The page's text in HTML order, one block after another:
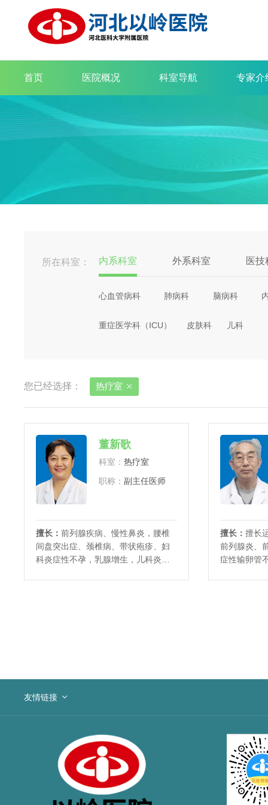
首页 医院概况 科室导航 专家介
所在科室： 内系科室 外系科室 医技
心血管病科 肺病科 脑病科
重症医学科（ICU） 皮肤科 儿科
您已经选择： 热疗室 
董新歌
科室： 热疗室
职称： 副主任医师
擅长： 前列腺疾病、慢性鼻炎，腰椎
间盘突出症、颈椎病、带状疱疹、妇
科炎症性不孕，乳腺增生，儿科炎症
擅长： 擅长
前列腺炎、
症性输卵管
友情链接